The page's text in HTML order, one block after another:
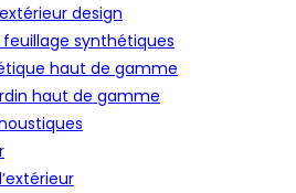
design
synthétiques
haut de gamme
haut de gamme